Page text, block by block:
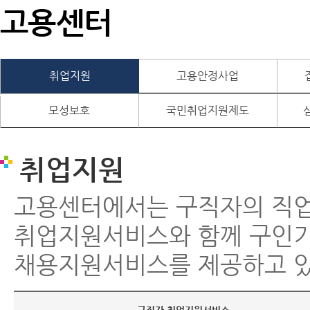
고용센터
취업지원 고용안정사업
모성보호 국민취업지원제도
취업지원
고용센터에서는 구직자의 직
취업지원서비스와 함께 구인
채용지원서비스를 제공하고